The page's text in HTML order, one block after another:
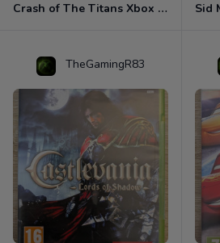
Crash of The Titans Xbox 360
TheGamingR83